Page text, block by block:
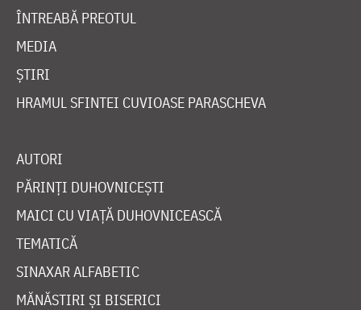
ÎNTREABĂ PREOTUL
MEDIA
ȘTIRI
HRAMUL SFINTEI CUVIOASE PARASCHEVA
AUTORI
PĂRINȚI DUHOVNICEȘTI
MAICI CU VIAȚĂ DUHOVNICEASCĂ
TEMATICĂ
SINAXAR ALFABETIC
MĂNĂSTIRI ȘI BISERICI